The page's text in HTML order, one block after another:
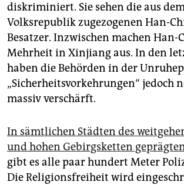
diskriminiert. Sie sehen die aus
Volksrepublik zugezogenen Han-
Besatzer. Inzwischen machen Han-
Mehrheit in Xin­jiang aus. In den
haben die Behörden in der
„Sicherheitsvorkehrungen“ jedoch
massiv verschärft.
In sämtlichen Städten des
und hohen Gebirgsketten
gibt es alle paar hundert Meter
Die Religionsfreiheit wird